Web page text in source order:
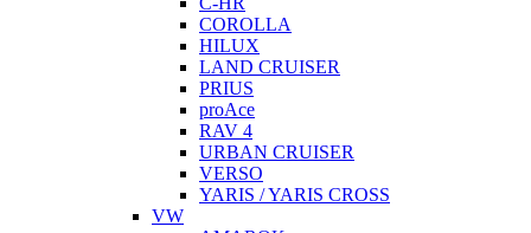
COROLLA
HILUX
LAND CRUISER
PRIUS
proAce
RAV 4
URBAN CRUISER
VERSO
YARIS / YARIS CROSS
VW